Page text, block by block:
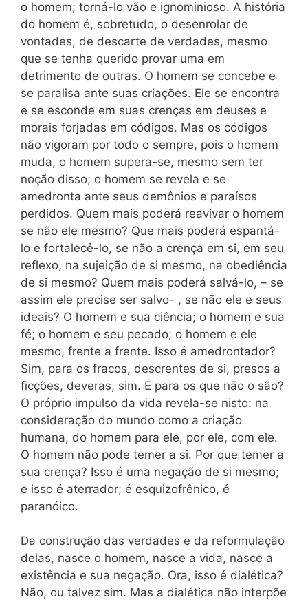
o homem; torná-lo vão e ignominioso. A história
do homem é, sobretudo, o desenrolar de
vontades, de descarte de verdades, mesmo
que se tenha querido provar uma em
detrimento de outras. O homem se concebe e
se paralisa ante suas criações. Ele se encontra
e se esconde em suas crenças em deuses e
morais forjadas em códigos. Mas os códigos
não vigoram por todo o sempre, pois o homem
muda, o homem supera-se, mesmo sem ter
noção disso; o homem se revela e se
amedronta ante seus demônios e paraísos
perdidos. Quem mais poderá reavivar o homem
se não ele mesmo? Que mais poderá espantá-
lo e fortalecê-lo, se não a crença em si, em seu
reflexo, na sujeição de si mesmo, na obediência
de si mesmo? Quem mais poderá salvá-lo, – se
assim ele precise ser salvo- , se não ele e seus
ideais? O homem e sua ciência; o homem e sua
fé; o homem e seu pecado; o homem e ele
mesmo, frente a frente. Isso é amedrontador?
Sim, para os fracos, descrentes de si, presos a
ficções, deveras, sim. E para os que não o são?
O próprio impulso da vida revela-se nisto: na
consideração do mundo como a criação
humana, do homem para ele, por ele, com ele.
O homem não pode temer a si. Por que temer a
sua crença? Isso é uma negação de si mesmo;
e isso é aterrador; é esquizofrênico, é
paranóico.
Da construção das verdades e da reformulação
delas, nasce o homem, nasce a vida, nasce a
existência e sua negação. Ora, isso é dialética?
Não, ou talvez sim. Mas a dialética não interpõe